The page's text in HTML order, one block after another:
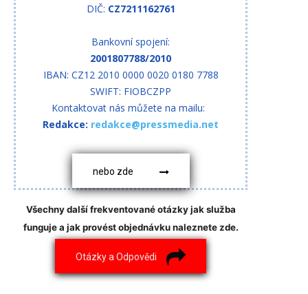
DIČ: CZ7211162761
Bankovní spojení:
2001807788/2010
IBAN: CZ12 2010 0000 0020 0180 7788
SWIFT: FIOBCZPP
Kontaktovat nás můžete na mailu:
Redakce: redakce@pressmedia.net
nebo zde
Všechny další frekventované otázky jak služba
funguje a jak provést objednávku naleznete zde.
Otázky a Odpovědi